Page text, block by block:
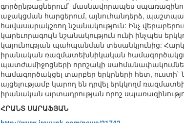
գործընթացներում` մասնավորապես
աջակցման հարցերում, այնուհանդերձ,
հավասարակշռող նշանակություն: Ինչ
կարեւորագույն նշանակություն ունի ինչպես
կայունության պահպանման տեսանկյունից: Հարկ
իրանական ռազմատեխնիկական
պատժամիջոցների որոշակի
համագործակցել տարբեր երկրների հետ,
այցելությամբ կարող են դրվել երկկողմ
իրանական արտադրության որոշ
ՀՐԱՆՏ ՍԱՐԱՖՅԱՆ